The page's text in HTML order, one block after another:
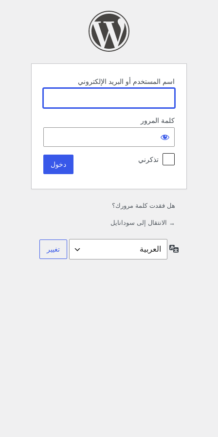
اسم المستخدم أو البريد الإلكتروني
كلمة المرور
تذكرني
هل فقدت كلمة مرورك؟
→ الانتقال إلى سودانايل
اللغة